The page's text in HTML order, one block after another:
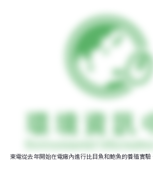
東電從去年開始在電廠內進行比目魚和鮑魚的養殖實驗